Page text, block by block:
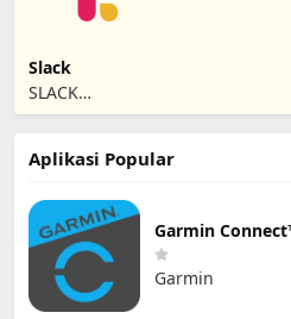
Slack
SLACK
TECHNOLOGIES
Aplikasi Popular
Garmin
Garmin